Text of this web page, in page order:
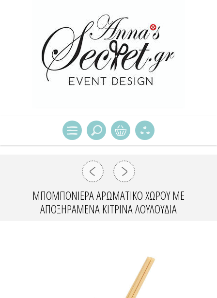
ΜΠΟΜΠΟΝΙΈΡΑ ΑΡΩΜΑΤΙΚΌ ΧΏΡΟΥ ΜΕ
ΑΠΟΞΗΡΑΜΈΝΑ ΚΊΤΡΙΝΑ ΛΟΥΛΟΎΔΙΑ